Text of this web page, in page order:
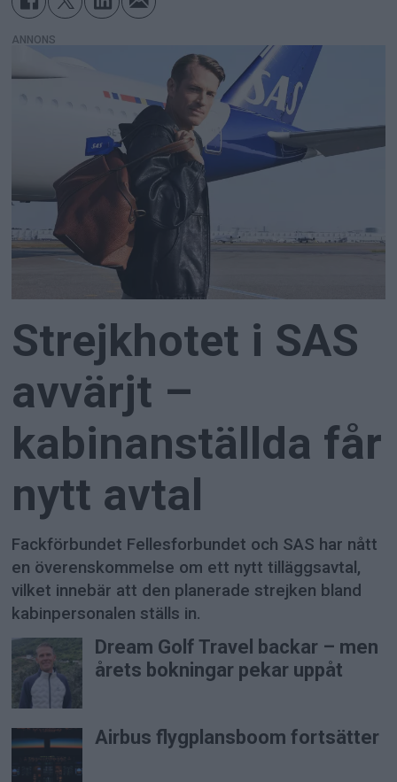
ANNONS
Strejkhotet i SAS
avvärjt –
kabinanställda får
nytt avtal
Fackförbundet Fellesforbundet och SAS har nått
en överenskommelse om ett nytt tilläggsavtal,
vilket innebär att den planerade strejken bland
kabinpersonalen ställs in.
Dream Golf Travel backar – men
årets bokningar pekar uppåt
Airbus flygplansboom fortsätter